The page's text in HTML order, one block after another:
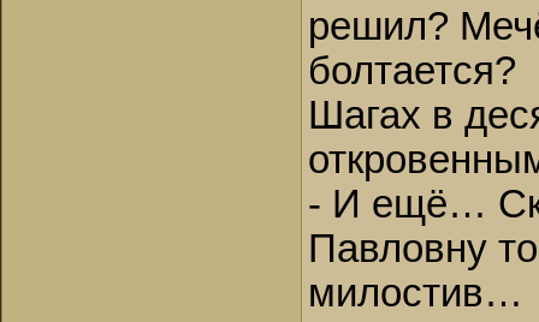
решил?
болтается?
Шагах в
- И ещё…
Павловну
милостив…